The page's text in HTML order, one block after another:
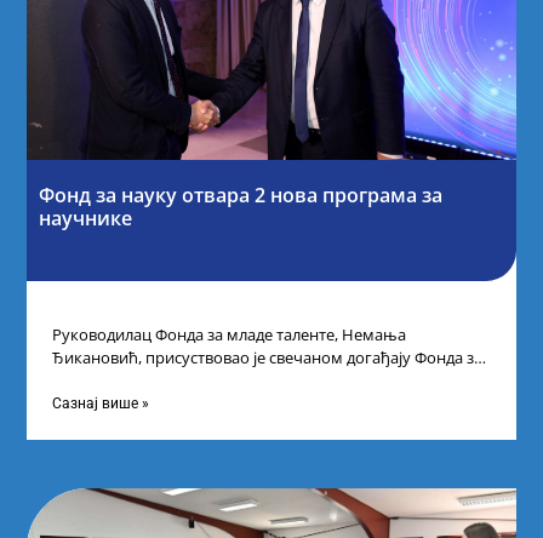
Фонд за науку отвара 2 нова програма за
научнике
Руководилац Фонда за младе таленте, Немања
Ђикановић, присуствовао је свечаном догађају Фонда за
Сазнај више »